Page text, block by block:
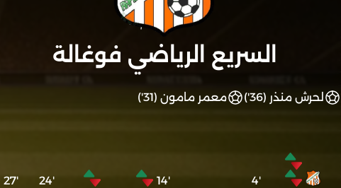
السريع الرياضي فوغالة
لحرش منذر (36') معمر مامون (31')
'4
'14
'24
'27